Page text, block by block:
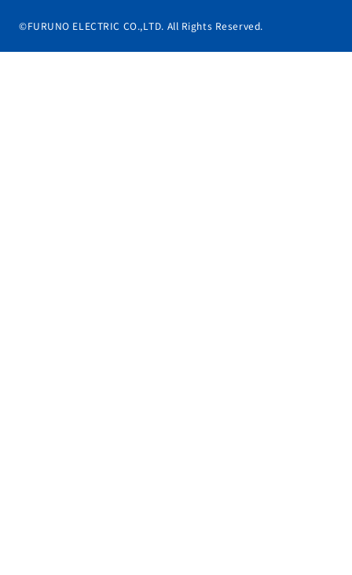
©FURUNO ELECTRIC CO.,LTD. All Rights Reserved.